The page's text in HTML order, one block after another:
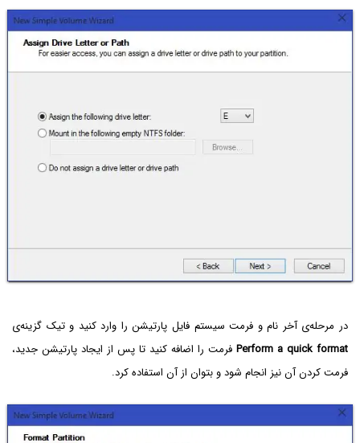
در مرحله‌ی آخر نام و فرمت سیستم فایل پارتیشن را وارد کنید و تیک گزینه‌ی
Perform a quick format فرمت را اضافه کنید تا پس از ایجاد پارتیشن جدید،
فرمت کردن آن نیز انجام شود و بتوان از آن استفاده کرد.